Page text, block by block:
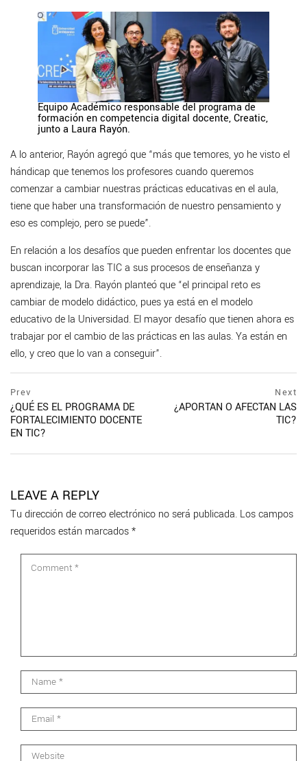
Equipo Académico responsable del programa de
formación en competencia digital docente, Creatic,
junto a Laura Rayón.
A lo anterior, Rayón agregó que “más que temores, yo he visto el
hándicap que tenemos los profesores cuando queremos
comenzar a cambiar nuestras prácticas educativas en el aula,
tiene que haber una transformación de nuestro pensamiento y
eso es complejo, pero se puede”.
En relación a los desafíos que pueden enfrentar los docentes que
buscan incorporar las TIC a sus procesos de enseñanza y
aprendizaje, la Dra. Rayón planteó que “el principal reto es
cambiar de modelo didáctico, pues ya está en el modelo
educativo de la Universidad. El mayor desafío que tienen ahora es
trabajar por el cambio de las prácticas en las aulas. Ya están en
ello, y creo que lo van a conseguir”.
Navegación
de
entradas
Prev
postPrevious
page
¿QUÉ ES EL PROGRAMA DE
FORTALECIMIENTO DOCENTE
EN TIC?
Next
¿APORTAN O AFECTAN LAS
TIC?
LEAVE A REPLY
Tu dirección de correo electrónico no será publicada. Los campos
requeridos están marcados*